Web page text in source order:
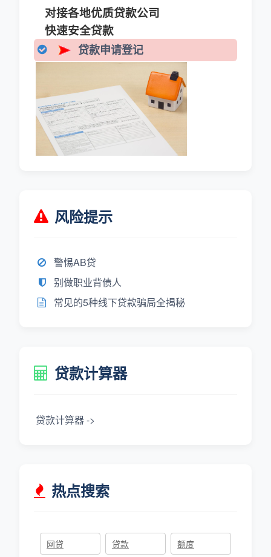
对接各地优质贷款公司
快速安全贷款
贷款申请登记
风险提示
警惕AB贷
别做职业背债人
常见的5种线下贷款骗局全揭秘
贷款计算器
贷款计算器 ->
热点搜索
网贷 贷款 额度